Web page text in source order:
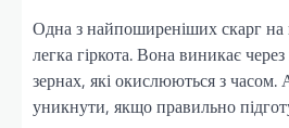
Одна з найпоширеніших скарг
легка гіркота. Вона виникає
зернах, які окислюються з часом.
уникнути, якщо правильно